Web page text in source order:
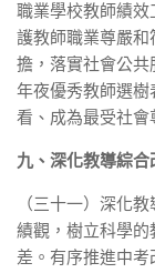
職業學校教師績
護教師職業尊嚴和
擔，落實社會公
年夜優秀教師選
看、成為最受社會
九、深化教導綜
（三十一）深化
績觀，樹立科學的
差。有序推進中考